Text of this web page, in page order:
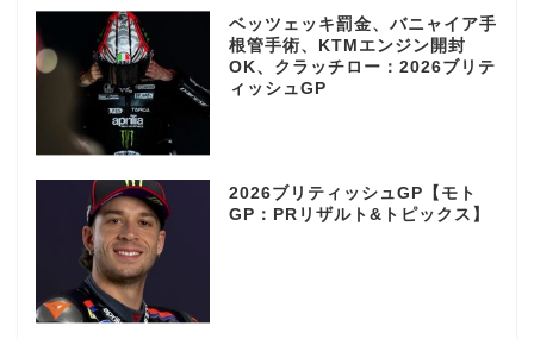
ベッツェッキ罰金、バニャイア手
根管手術、KTMエンジン開封
OK、クラッチロー：2026ブリテ
ィッシュGP
2026ブリティッシュGP【モト
GP：PRリザルト&トピックス】